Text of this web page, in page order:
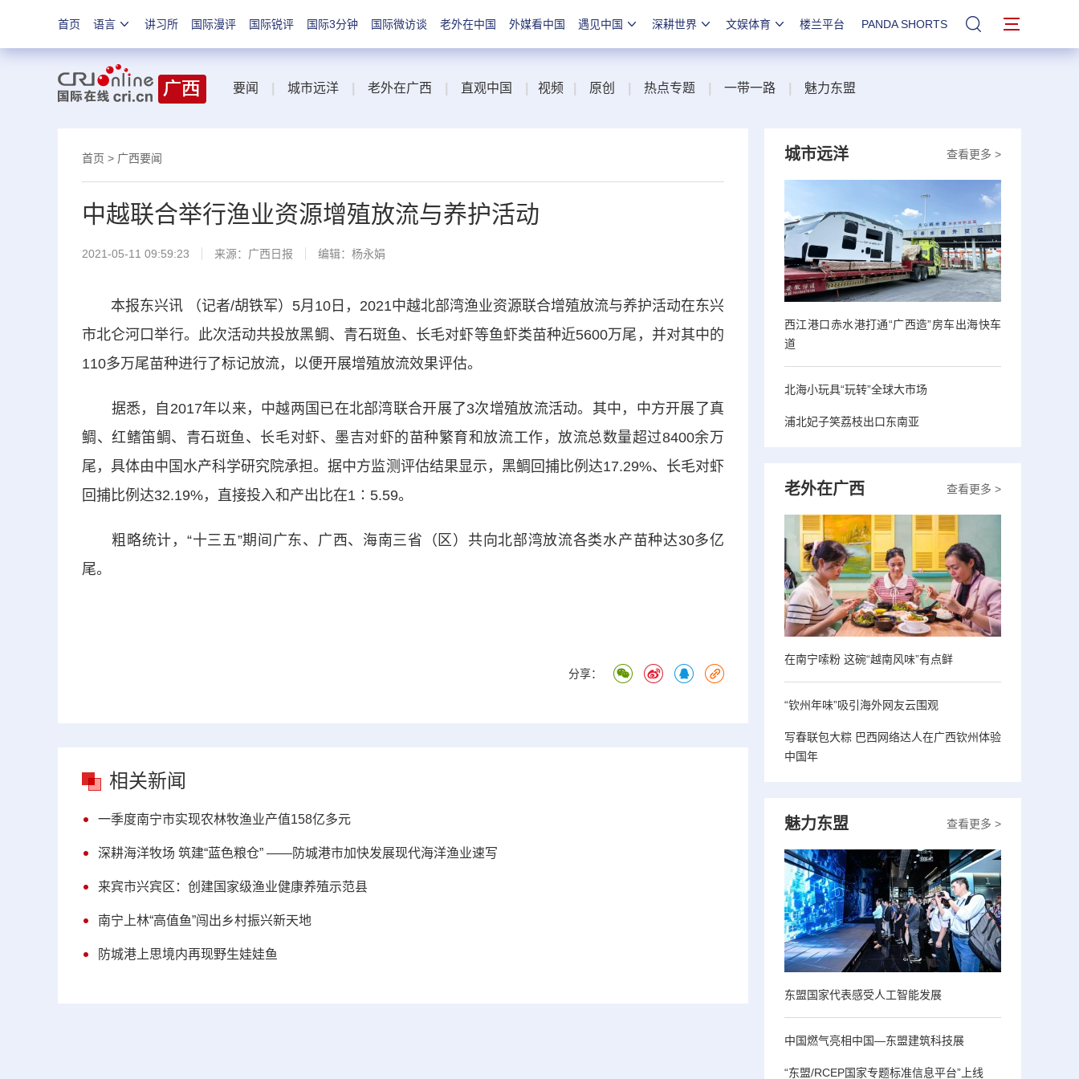
首页 语言 讲习所 国际漫评 国际锐评 国际3分钟 国际微访谈 老外在中国 外媒看中国 遇见中国 深耕世界 文娱体育 楼兰平台 PANDA SHORTS 站内搜索
要闻 城市远洋 老外在广西 直观中国 视频 原创 热点专题 一带一路 魅力东盟
首页 > 广西要闻
中越联合举行渔业资源增殖放流与养护活动
2021-05-11 09:59:23 来源： 广西日报 编辑：杨永娟
本报东兴讯 （记者/胡铁军）5月10日，2021中越北部湾渔业资源联合增殖放流与养护活动在东兴
市北仑河口举行。此次活动共投放黑鲷、青石斑鱼、长毛对虾等鱼虾类苗种近5600万尾，并对其中的
110多万尾苗种进行了标记放流，以便开展增殖放流效果评估。
据悉，自2017年以来，中越两国已在北部湾联合开展了3次增殖放流活动。其中，中方开展了真
鲷、红鳍笛鲷、青石斑鱼、长毛对虾、墨吉对虾的苗种繁育和放流工作，放流总数量超过8400余万
尾，具体由中国水产科学研究院承担。据中方监测评估结果显示，黑鲷回捕比例达17.29%、长毛对虾
回捕比例达32.19%，直接投入和产出比在1∶5.59。
粗略统计，“十三五”期间广东、广西、海南三省（区）共向北部湾放流各类水产苗种达30多亿
尾。
分享：
相关新闻
一季度南宁市实现农林牧渔业产值158亿多元
深耕海洋牧场 筑建“蓝色粮仓” ——防城港市加快发展现代海洋渔业速写
来宾市兴宾区：创建国家级渔业健康养殖示范县
南宁上林“高值鱼”闯出乡村振兴新天地
防城港上思境内再现野生娃娃鱼
查看更多 >
城市远洋
西江港口赤水港打通“广西造”房车出海快车
道
北海小玩具“玩转”全球大市场
浦北妃子笑荔枝出口东南亚
查看更多 >
老外在广西
在南宁嗦粉 这碗“越南风味”有点鲜
“钦州年味”吸引海外网友云围观
写春联包大粽 巴西网络达人在广西钦州体验
中国年
查看更多 >
魅力东盟
东盟国家代表感受人工智能发展
中国燃气亮相中国—东盟建筑科技展
“东盟/RCEP国家专题标准信息平台”上线